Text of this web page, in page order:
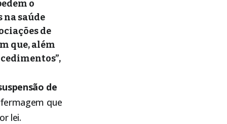
o
saúde
de
que, além
de
que
lei.